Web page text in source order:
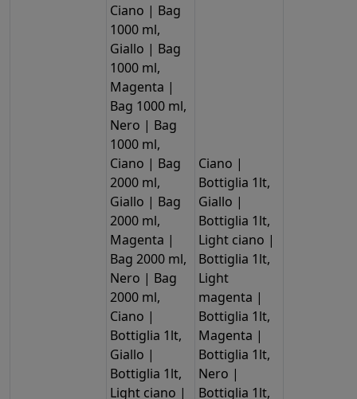
Ciano | Bag
1000 ml,
Giallo | Bag
1000 ml,
Magenta |
Bag 1000 ml,
Nero | Bag
1000 ml,
Ciano | Bag
2000 ml,
Giallo | Bag
2000 ml,
Magenta |
Bag 2000 ml,
Nero | Bag
2000 ml,
Ciano |
Bottiglia 1lt,
Giallo |
Bottiglia 1lt,
Light ciano |
Ciano |
Bottiglia 1lt,
Giallo |
Bottiglia 1lt,
Light ciano |
Bottiglia 1lt,
Light
magenta |
Bottiglia 1lt,
Magenta |
Bottiglia 1lt,
Nero |
Bottiglia 1lt,